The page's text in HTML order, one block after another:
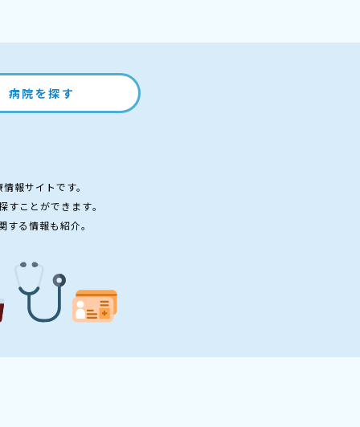
病院を探す
報サイトです。
ことができます。
る情報も紹介。